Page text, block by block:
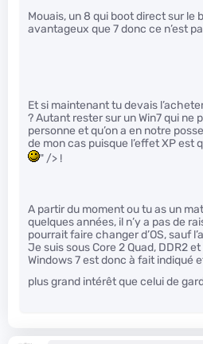
Mouais, un 8 qui boot direct sur le
avantageux que 7 donc ce n’est
Et si maintenant tu devais
? Autant rester sur un Win7 qui ne
personne et qu’on a en notre
de mon cas puisque l’effet XP est
" /> !
A partir du moment ou tu as un
quelques années, il n’y a pas de
pourrait faire changer d’OS, sauf
Je suis sous Core 2 Quad, DDR2
Windows 7 est donc à fait indiqué
plus grand intérêt que celui de